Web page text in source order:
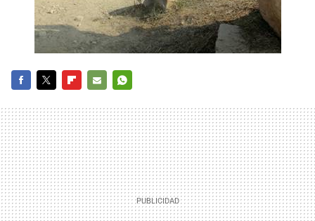
MAIL